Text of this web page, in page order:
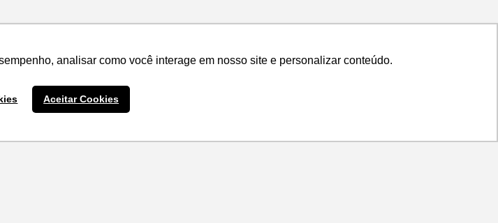
analisar como você interage em nosso site e personalizar conteúdo.
Aceitar Cookies
analisar como você interage em nosso site e personalizar conteúdo.
Aceitar Cookies